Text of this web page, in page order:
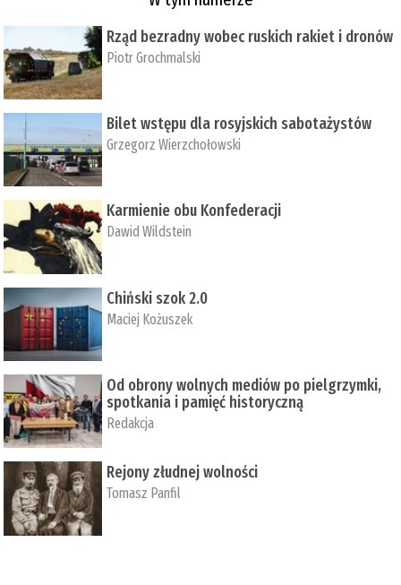
Rząd bezradny wobec ruskich rakiet i dronów
Piotr Grochmalski
Bilet wstępu dla rosyjskich sabotażystów
Grzegorz Wierzchołowski
Karmienie obu Konfederacji
Dawid Wildstein
Chiński szok 2.0
Maciej Kożuszek
Od obrony wolnych mediów po pielgrzymki,
spotkania i pamięć historyczną
Redakcja
Rejony złudnej wolności
Tomasz Panfil